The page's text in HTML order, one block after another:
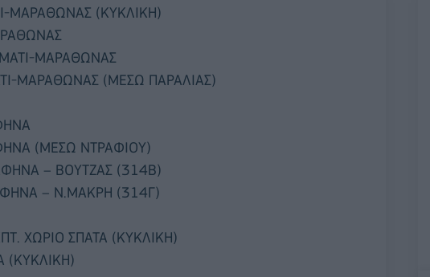
(ΚΥΚΛΙΚΗ)
ΜΑΡΑΘΩΝΑΣ
ΜΑΡΑΘΩΝΑΣ (ΜΕΣΩ ΠΑΡΑΛΙΑΣ)
(ΜΕΣΩ ΝΤΡΑΦΙΟΥ)
– ΒΟΥΤΖΑΣ (314Β)
– Ν.ΜΑΚΡΗ (314Γ)
ΧΩΡΙΟ ΣΠΑΤΑ (ΚΥΚΛΙΚΗ)
(ΚΥΚΛΙΚΗ)